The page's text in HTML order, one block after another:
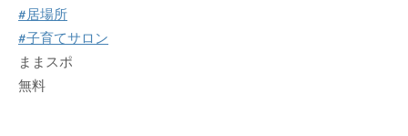
#居場所
#子育てサロン
ままスポ
無料